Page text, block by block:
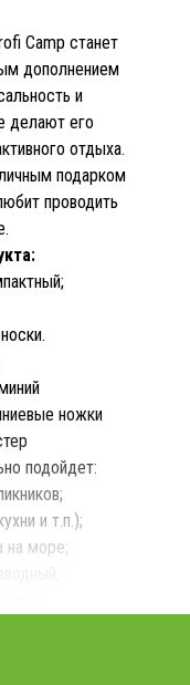
Camp станет
дополнением
и
делают его
отдыха.
подарком
проводить
ножки
подойдет:
и т.п.);
на море;